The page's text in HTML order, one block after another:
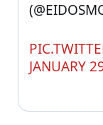
JANUARY